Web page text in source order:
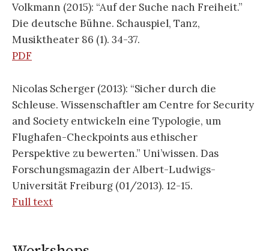
Volkmann (2015): “Auf der Suche nach Freiheit.”
Die deutsche Bühne. Schauspiel, Tanz,
Musiktheater 86 (1). 34-37.
PDF
Nicolas Scherger (2013): “Sicher durch die
Schleuse. Wissenschaftler am Centre for Security
and Society entwickeln eine Typologie, um
Flughafen-Checkpoints aus ethischer
Perspektive zu bewerten.” Uni’wissen. Das
Forschungsmagazin der Albert-Ludwigs-
Universität Freiburg (01/2013). 12-15.
Full text